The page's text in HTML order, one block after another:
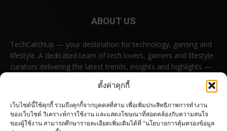
ตั้งค่าคุกกี้
เว็บไซต์นี้ใช้คุกกี้ รวมถึงคุกกี้จากบุคคลที่สาม เพื่อเพิ่มประสิทธิภาพการทำงาน
ของเว็บไซต์ วิเคราะห์การใช้งาน และแสดงโฆษณาที่สอดคล้องกับความสนใจ
ของผู้ใช้งาน สามารถศึกษารายละเอียดเพิ่มเติมได้ที่ “นโยบายการคุ้มครองข้อมูล
ABOUT US
TechCatchUp — your destination for technology, gaming and
lifestyle. A dedicated team of tech lovers, gamers and lifestyle
curators delivering the latest trends, insights and highlights —
Contact us: contact@techcatchup.net